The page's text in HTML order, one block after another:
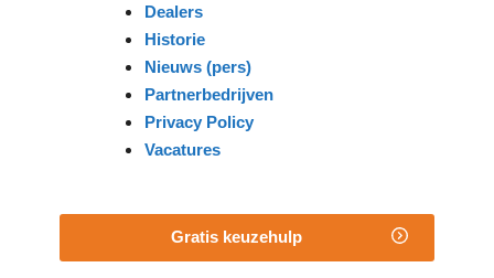
Dealers
Historie
Nieuws (pers)
Partnerbedrijven
Privacy Policy
Vacatures
Gratis keuzehulp